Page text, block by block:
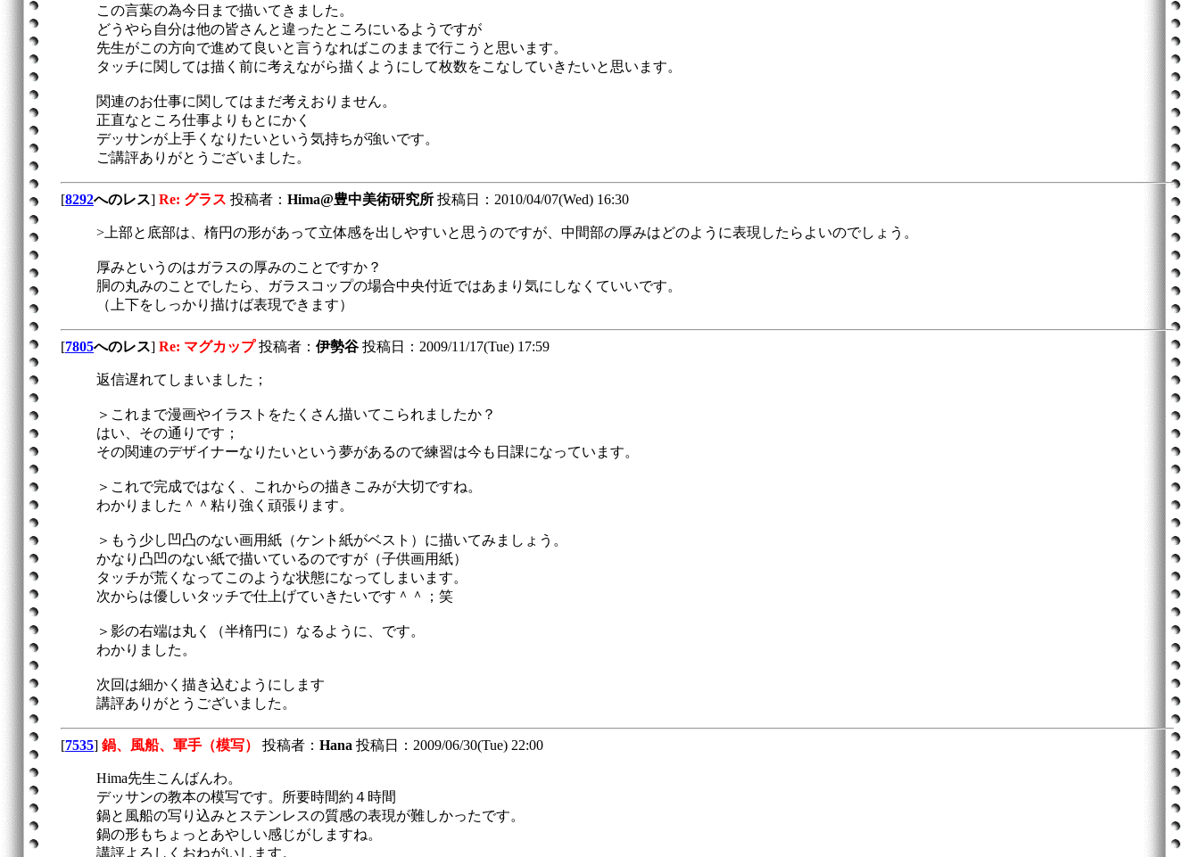
この言葉の為今日まで描いてきました。
どうやら自分は他の皆さんと違ったところにいるようですが
先生がこの方向で進めて良いと言うなればこのままで行こうと思います。
タッチに関しては描く前に考えながら描くようにして枚数をこなしていきたいと思います。
関連のお仕事に関してはまだ考えおりません。
正直なところ仕事よりもとにかく
デッサンが上手くなりたいという気持ちが強いです。
ご講評ありがとうございました。
[8292へのレス] Re: グラス 投稿者： Hima@豊中美術研究所 投稿日：2010/04/07(Wed) 16:30
>上部と底部は、楕円の形があって立体感を出しやすいと思うのですが、中間部の厚みはどのように表現したらよいのでしょう。
厚みというのはガラスの厚みのことですか？
胴の丸みのことでしたら、ガラスコップの場合中央付近ではあまり気にしなくていいです。
（上下をしっかり描けば表現できます）
[7805へのレス] Re: マグカップ投稿者： 伊勢谷 投稿日：2009/11/17(Tue) 17:59
返信遅れてしまいました；
＞これまで漫画やイラストをたくさん描いてこられましたか？
はい、その通りです；
その関連のデザイナーなりたいという夢があるので練習は今も日課になっています。
＞これで完成ではなく、これからの描きこみが大切ですね。
わかりました＾＾粘り強く頑張ります。
＞もう少し凹凸のない画用紙（ケント紙がベスト）に描いてみましょう。
かなり凸凹のない紙で描いているのですが（子供画用紙）
タッチが荒くなってこのような状態になってしまいます。
次からは優しいタッチで仕上げていきたいです＾＾；笑
＞影の右端は丸く（半楕円に）なるように、です。
わかりました。
次回は細かく描き込むようにします
講評ありがとうございました。
[7535] 鍋、風船、軍手（模写） 投稿者： Hana 投稿日：2009/06/30(Tue) 22:00
Hima先生こんばんわ。
デッサンの教本の模写です。所要時間約４時間
鍋と風船の写り込みとステンレスの質感の表現が難しかったです。
鍋の形もちょっとあやしい感じがしますね。
講評よろしくおねがいします。